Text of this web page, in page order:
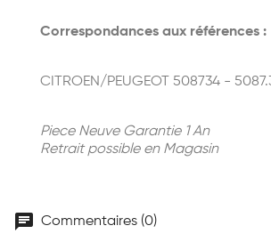
Correspondances aux références :
CITROEN/PEUGEOT 508734 -
Piece Neuve Garantie 1 An
Retrait possible en Magasin
chat Commentaires (0)